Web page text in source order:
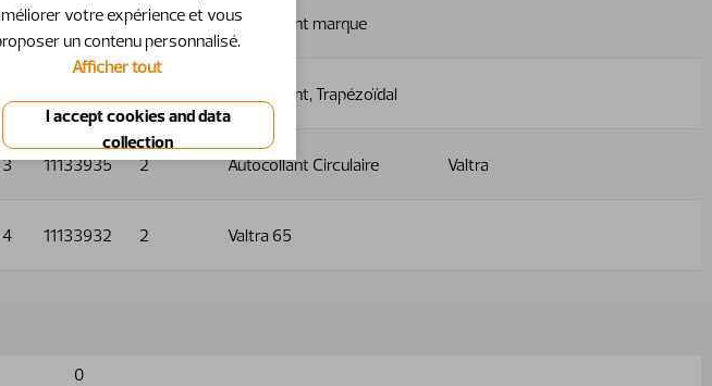
0
1 11133937 2 Autocollant marque
Autocollant, Trapézoïdal
3 11133935 2 Autocollant Circulaire Valtra
4 11133932 2 Valtra 65
votre expérience et vous
un contenu personnalisé.
Afficher tout